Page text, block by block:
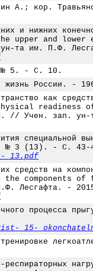
А.; кор.
и нижних
upper and
та им. П.Ф.
№ 5. - С. 10.
жизнь России.
как
// Учен. зап.
- № 3 (13). - С. 43-
_13.pdf
средств на
components
Лесгафта. -
_15-
респираторных